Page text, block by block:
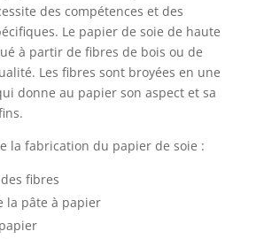
des compétences et des
Le papier de soie de haute
à partir de fibres de bois ou de
Les fibres sont broyées en une
donne au papier son aspect et sa
la fabrication du papier de soie :
fibres
la pâte à papier